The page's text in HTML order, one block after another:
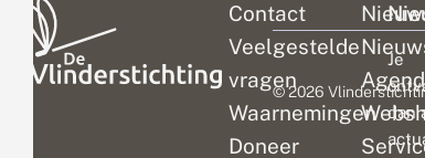
Contact
Veelgestelde
vragen
Waarnemingen
Doneer
Je
dan
© 2026